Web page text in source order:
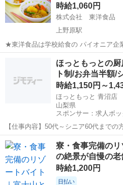
ている 会...
時給1,060円
株式会社 東洋食品
上野原駅
★東洋食品は学校給食の パイオニア企業！ ◎自校調理方式243校
◎センター方式321箇所以上 ★当社は北海道から九州まで 全国の子ど
もたちの6人に1人、 1日あたり「150
上野原駅 そ
ほっともっとの
ト制/お弁当半額
時給1,150円～
ほっともっと 青沼店
山梨県
スポンサー：求人ボッ
【仕事内容】50代～シニア60代まで
方・厨房スタッフ募集 あなたの予定を
レゼントあり! 勤務日に半額でお弁当
料 「老後のために…」と始めた...
アルバイト・パート
寮・食事完備の
の絶景が自慢の
時給1,200円
日払い